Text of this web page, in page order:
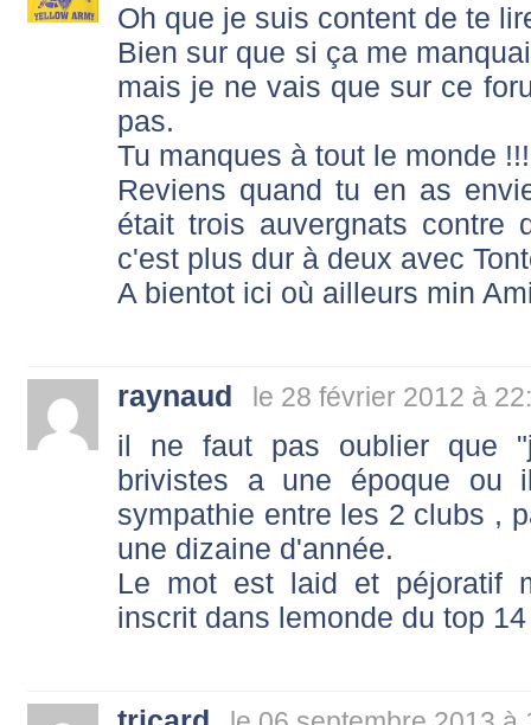
Oh que je suis content de te
Bien sur que si ça me
mais je ne vais que sur ce
pas.
Tu manques à tout le monde !!!
Reviens quand tu en as
était trois auvergnats contre
c'est plus dur à deux avec
A bientot ici où ailleurs min
raynaud le 28 février 2012 à
il ne faut pas oublier que
brivistes a une époque
sympathie entre les 2 clubs ,
une dizaine d'année.
Le mot est laid et péjoratif
inscrit dans lemonde du top 14